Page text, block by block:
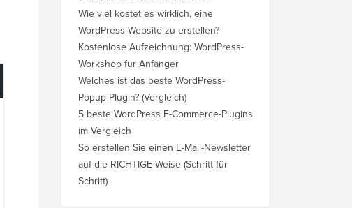
Wie viel kostet es wirklich, eine
WordPress-Website zu erstellen?
Kostenlose Aufzeichnung: WordPress-
Workshop für Anfänger
Welches ist das beste WordPress-
Popup-Plugin? (Vergleich)
5 beste WordPress E-Commerce-Plugins
im Vergleich
So erstellen Sie einen E-Mail-Newsletter
auf die RICHTIGE Weise (Schritt für
Schritt)